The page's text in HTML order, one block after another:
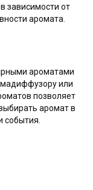
зависимости от
аромата.
ароматами
или
позволяет
аромат в
события.